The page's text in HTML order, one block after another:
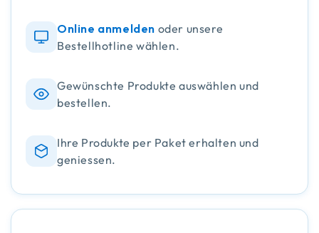
Online anmelden oder unsere
Bestellhotline wählen.
Gewünschte Produkte auswählen und
bestellen.
Ihre Produkte per Paket erhalten und
geniessen.